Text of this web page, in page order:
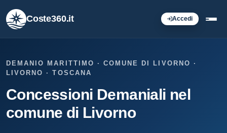
Coste360.it Accedi
DEMANIO MARITTIMO · COMUNE DI LIVORNO ·
LIVORNO · TOSCANA
Concessioni Demaniali nel
comune di Livorno